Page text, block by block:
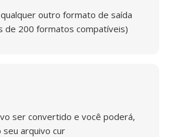
qualquer outro formato de saída
de 200 formatos compatíveis)
ser convertido e você poderá,
arquivo cur